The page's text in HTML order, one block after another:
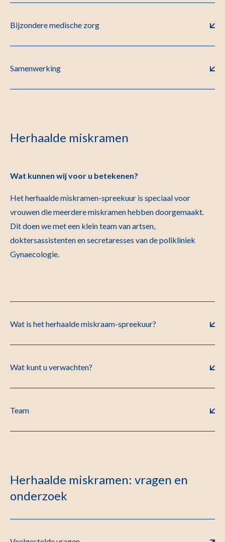
Bijzondere medische zorg
Samenwerking
Herhaalde miskramen
Wat kunnen wij voor u betekenen?
Het herhaalde miskramen-spreekuur is speciaal voor
vrouwen die meerdere miskramen hebben doorgemaakt.
Dit doen we met een klein team van artsen,
doktersassistenten en secretaresses van de polikliniek
Gynaecologie.
Wat is het herhaalde miskraam-spreekuur?
Wat kunt u verwachten?
Team
Herhaalde miskramen: vragen en
onderzoek